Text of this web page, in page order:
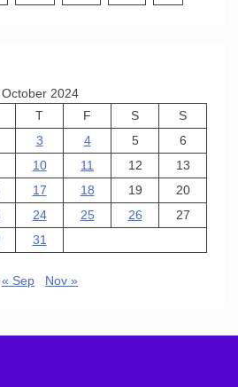
October 2024
T F S
S
3 4 5
6
10 11 12
13
17 18 19
20
24 25 26
27
31
« Sep Nov »